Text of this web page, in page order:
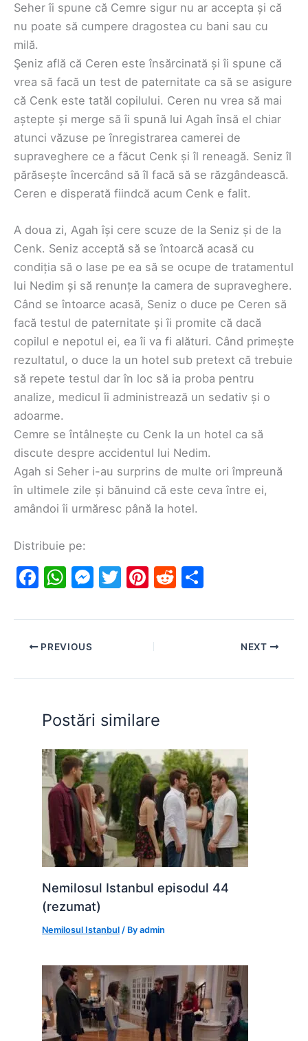
Seher îi spune că Cemre sigur nu ar accepta și că
nu poate să cumpere dragostea cu bani sau cu
milă.
Şeniz află că Ceren este însărcinată și îi spune că
vrea să facă un test de paternitate ca să se asigure
că Cenk este tatăl copilului. Ceren nu vrea să mai
aștepte și merge să îi spună lui Agah însă el chiar
atunci văzuse pe înregistrarea camerei de
supraveghere ce a făcut Cenk și îl reneagă. Seniz îl
părăsește încercând să îl facă să se răzgândească.
Ceren e disperată fiindcă acum Cenk e falit.
A doua zi, Agah își cere scuze de la Seniz și de la
Cenk. Seniz acceptă să se întoarcă acasă cu
condiția să o lase pe ea să se ocupe de tratamentul
lui Nedim și să renunțe la camera de supraveghere.
Când se întoarce acasă, Seniz o duce pe Ceren să
facă testul de paternitate și îi promite că dacă
copilul e nepotul ei, ea îi va fi alături. Când primește
rezultatul, o duce la un hotel sub pretext că trebuie
să repete testul dar în loc să ia proba pentru
analize, medicul îi administrează un sedativ și o
adoarme.
Cemre se întâlnește cu Cenk la un hotel ca să
discute despre accidentul lui Nedim.
Agah si Seher i-au surprins de multe ori împreună
în ultimele zile și bănuind că este ceva între ei,
amândoi îi urmăresc până la hotel.
Distribuie pe:
F
c
e
o
o
k
W
at
s
p
p
M
s
n
g
er
T
itt
Pi
er
e
R
d ar
PREVIOUS NEXT
Postări similare
Nemilosul Istanbul episodul 44
(rezumat)
Nemilosul Istanbul / Byadmin